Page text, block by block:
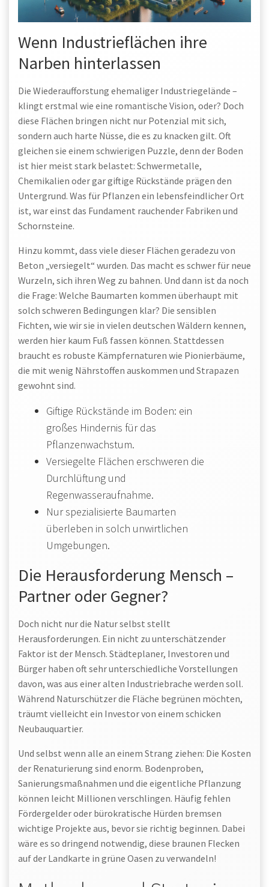
Wenn Industrieflächen ihre
Narben hinterlassen
Die Wiederaufforstung ehemaliger Industriegelände –
klingt erstmal wie eine romantische Vision, oder? Doch
diese Flächen bringen nicht nur Potenzial mit sich,
sondern auch harte Nüsse, die es zu knacken gilt. Oft
gleichen sie einem schwierigen Puzzle, denn der Boden
ist hier meist stark belastet: Schwermetalle,
Chemikalien oder gar giftige Rückstände prägen den
Untergrund. Was für Pflanzen ein lebensfeindlicher Ort
ist, war einst das Fundament rauchender Fabriken und
Schornsteine.
Hinzu kommt, dass viele dieser Flächen geradezu von
Beton „versiegelt“ wurden. Das macht es schwer für neue
Wurzeln, sich ihren Weg zu bahnen. Und dann ist da noch
die Frage: Welche Baumarten kommen überhaupt mit
solch schweren Bedingungen klar? Die sensiblen
Fichten, wie wir sie in vielen deutschen Wäldern kennen,
werden hier kaum Fuß fassen können. Stattdessen
braucht es robuste Kämpfernaturen wie Pionierbäume,
die mit wenig Nährstoffen auskommen und Strapazen
gewohnt sind.
Giftige Rückstände im Boden: ein
großes Hindernis für das
Pflanzenwachstum.
Versiegelte Flächen erschweren die
Durchlüftung und
Regenwasseraufnahme.
Nur spezialisierte Baumarten
überleben in solch unwirtlichen
Umgebungen.
Die Herausforderung Mensch –
Partner oder Gegner?
Doch nicht nur die Natur selbst stellt
Herausforderungen. Ein nicht zu unterschätzender
Faktor ist der Mensch. Städteplaner, Investoren und
Bürger haben oft sehr unterschiedliche Vorstellungen
davon, was aus einer alten Industriebrache werden soll.
Während Naturschützer die Fläche begrünen möchten,
träumt vielleicht ein Investor von einem schicken
Neubauquartier.
Und selbst wenn alle an einem Strang ziehen: Die Kosten
der Renaturierung sind enorm. Bodenproben,
Sanierungsmaßnahmen und die eigentliche Pflanzung
können leicht Millionen verschlingen. Häufig fehlen
Fördergelder oder bürokratische Hürden bremsen
wichtige Projekte aus, bevor sie richtig beginnen. Dabei
wäre es so dringend notwendig, diese braunen Flecken
auf der Landkarte in grüne Oasen zu verwandeln!